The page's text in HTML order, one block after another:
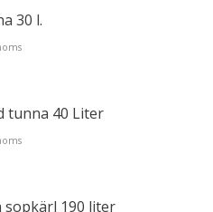
30 l.
tunna 40 Liter
sopkärl 190 liter